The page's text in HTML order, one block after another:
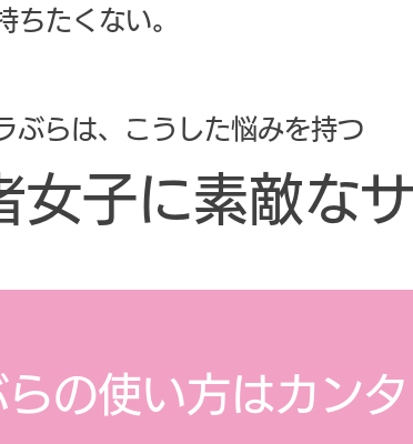
ちたくない。
ぶらは、こうした悩みを持つ
女子に素敵な
の使い方はカン